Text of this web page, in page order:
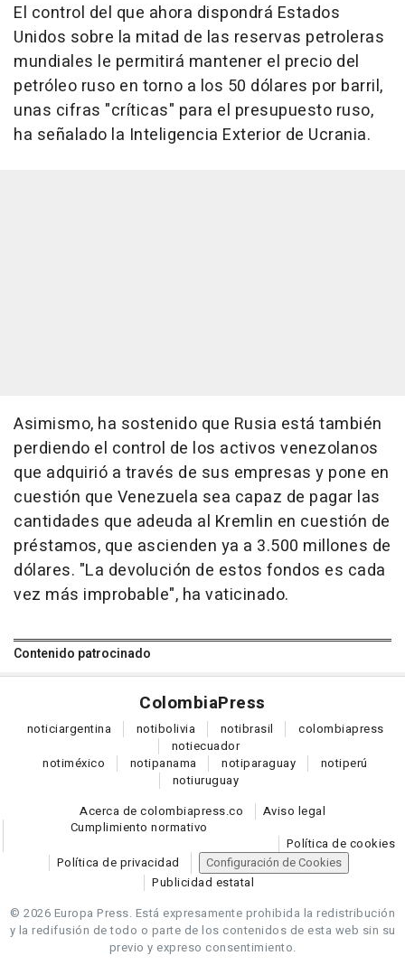
El control del que ahora dispondrá Estados
Unidos sobre la mitad de las reservas petroleras
mundiales le permitirá mantener el precio del
petróleo ruso en torno a los 50 dólares por barril,
unas cifras "críticas" para el presupuesto ruso,
ha señalado la Inteligencia Exterior de Ucrania.
Asimismo, ha sostenido que Rusia está también
perdiendo el control de los activos venezolanos
que adquirió a través de sus empresas y pone en
cuestión que Venezuela sea capaz de pagar las
cantidades que adeuda al Kremlin en cuestión de
préstamos, que ascienden ya a 3.500 millones de
dólares. "La devolución de estos fondos es cada
vez más improbable", ha vaticinado.
Contenido patrocinado
ColombiaPress
noticiargentina notibolivia notibrasil colombiapress
notiecuador
notiméxico notipanama notiparaguay notiperú
notiuruguay
Acerca de colombiapress.co
Aviso legal
Cumplimiento normativo
Política de cookies
Política de privacidad
Configuración de Cookies
Publicidad estatal
© 2026 Europa Press. Está expresamente prohibida la redistribución
y la redifusión de todo o parte de los contenidos de esta web sin su
previo y expreso consentimiento.